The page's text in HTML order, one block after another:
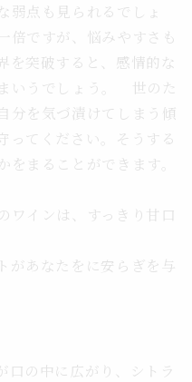
弱点も見られるでしょ
倍ですが、悩みやすさも
を突破すると、感情的な
いうでしょう。 世のた
分を気づ漬けてしまう傾
ってください。そうする
まることができます。
インは、すっきり甘口
があなたをに安らぎを与
口の中に広がり、シトラ